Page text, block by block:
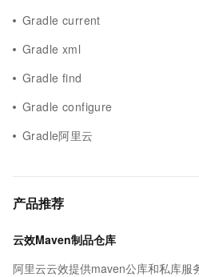
Gradle current
Gradle xml
Gradle find
Gradle configure
Gradle阿里云
产品推荐
云效Maven制品仓库
阿里云云效提供maven公库和私库服